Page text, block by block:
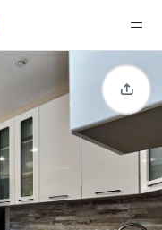
0 объявлений